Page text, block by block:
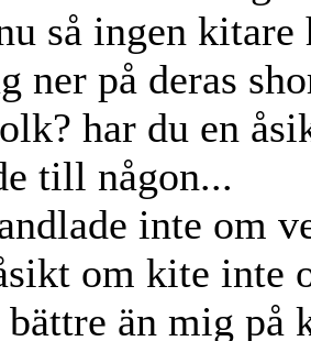
så ingen
ner på deras
har du en
till någon...
inte om
om kite inte
bättre än mig på